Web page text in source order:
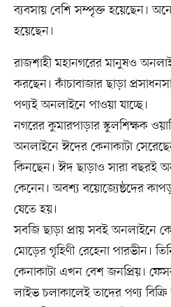
ব্যবসায় বেশি সম্পৃক্ত হয়েছেন।
হয়েছেন।
রাজশাহী মহানগরের মানুষও
করছেন। কাঁচাবাজার ছাড়া
পণ্যই অনলাইনে পাওয়া যাচ্ছে।
নগরের কুমারপাড়ার স্কুলশিক্ষক
অনলাইনে ঈদের কেনাকাটা
কিনছেন। ঈদ ছাড়াও সারা বছরই
কেনেন। অবশ্য বয়োজ্যেষ্ঠদের
যেতে হয়।
সবজি ছাড়া প্রায় সবই অনলাইনে
মোড়ের গৃহিণী রেহেনা পারভীন।
কেনাকাটা এখন বেশ জনপ্রিয়।
লাইভ চলাকালেই তাদের পণ্য বিক্রি